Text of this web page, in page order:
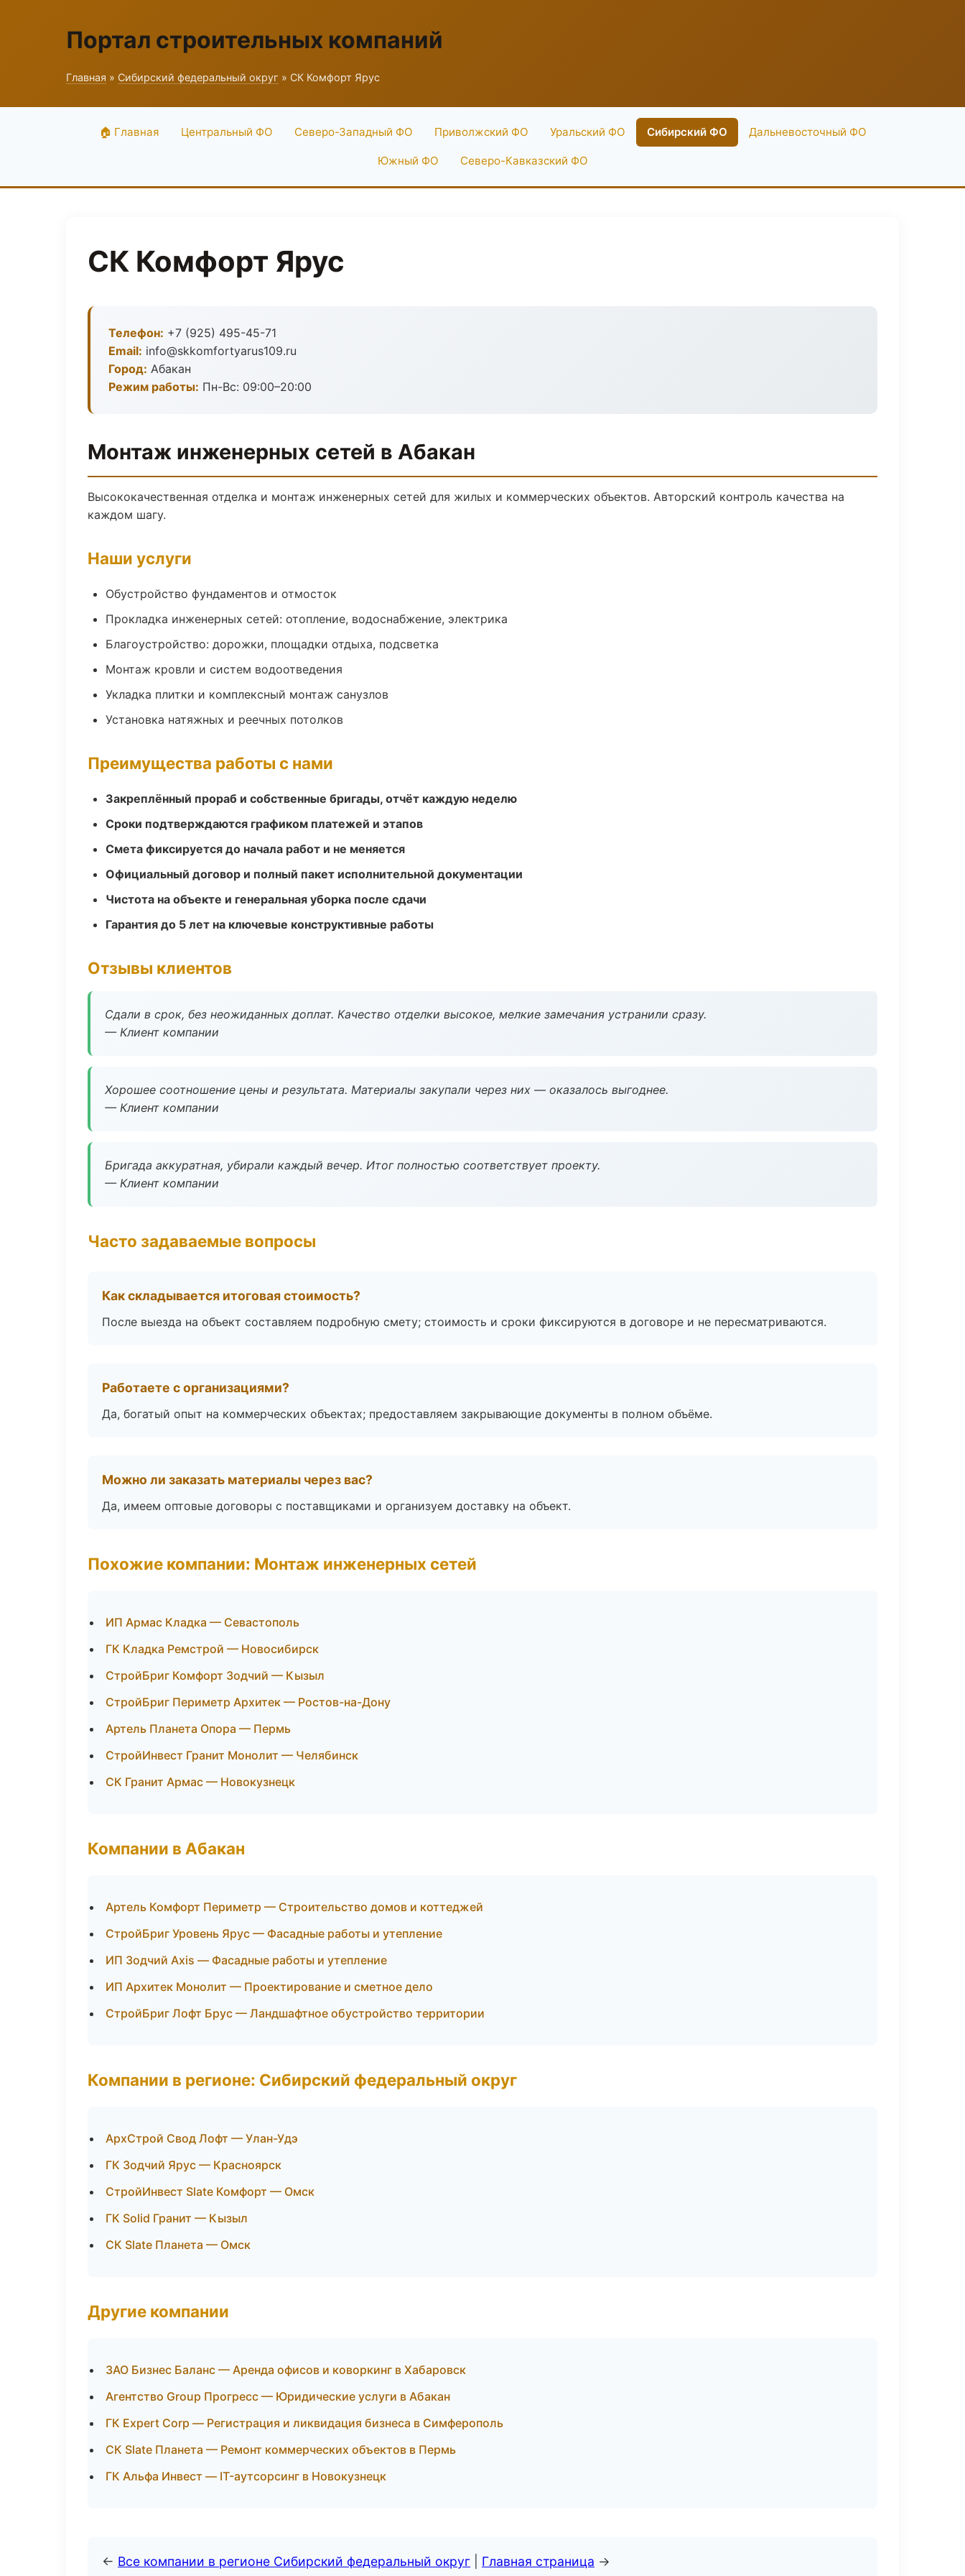
Портал строительных компаний
Главная » Сибирский федеральный округ » СК Комфорт Ярус
🏠 Главная Центральный ФО Северо-Западный ФО Приволжский ФО Уральский ФО Сибирский ФО Дальневосточный ФО
Южный ФО Северо-Кавказский ФО
СК Комфорт Ярус
Телефон: +7 (925) 495-45-71
Email: info@skkomfortyarus109.ru
Город: Абакан
Режим работы: Пн-Вс: 09:00–20:00
Монтаж инженерных сетей в Абакан
Высококачественная отделка и монтаж инженерных сетей для жилых и коммерческих объектов. Авторский контроль качества на
каждом шагу.
Наши услуги
Обустройство фундаментов и отмосток
Прокладка инженерных сетей: отопление, водоснабжение, электрика
Благоустройство: дорожки, площадки отдыха, подсветка
Монтаж кровли и систем водоотведения
Укладка плитки и комплексный монтаж санузлов
Установка натяжных и реечных потолков
Преимущества работы с нами
Закреплённый прораб и собственные бригады, отчёт каждую неделю
Сроки подтверждаются графиком платежей и этапов
Смета фиксируется до начала работ и не меняется
Официальный договор и полный пакет исполнительной документации
Чистота на объекте и генеральная уборка после сдачи
Гарантия до 5 лет на ключевые конструктивные работы
Отзывы клиентов
Сдали в срок, без неожиданных доплат. Качество отделки высокое, мелкие замечания устранили сразу.
— Клиент компании
Хорошее соотношение цены и результата. Материалы закупали через них — оказалось выгоднее.
— Клиент компании
Бригада аккуратная, убирали каждый вечер. Итог полностью соответствует проекту.
— Клиент компании
Часто задаваемые вопросы
Как складывается итоговая стоимость?
После выезда на объект составляем подробную смету; стоимость и сроки фиксируются в договоре и не пересматриваются.
Работаете с организациями?
Да, богатый опыт на коммерческих объектах; предоставляем закрывающие документы в полном объёме.
Можно ли заказать материалы через вас?
Да, имеем оптовые договоры с поставщиками и организуем доставку на объект.
Похожие компании: Монтаж инженерных сетей
ИП Армас Кладка — Севастополь
ГК Кладка Ремстрой — Новосибирск
СтройБриг Комфорт Зодчий — Кызыл
СтройБриг Периметр Архитек — Ростов-на-Дону
Артель Планета Опора — Пермь
СтройИнвест Гранит Монолит — Челябинск
СК Гранит Армас — Новокузнецк
Компании в Абакан
Артель Комфорт Периметр — Строительство домов и коттеджей
СтройБриг Уровень Ярус — Фасадные работы и утепление
ИП Зодчий Axis — Фасадные работы и утепление
ИП Архитек Монолит — Проектирование и сметное дело
СтройБриг Лофт Брус — Ландшафтное обустройство территории
Компании в регионе: Сибирский федеральный округ
АрхСтрой Свод Лофт — Улан-Удэ
ГК Зодчий Ярус — Красноярск
СтройИнвест Slate Комфорт — Омск
ГК Solid Гранит — Кызыл
СК Slate Планета — Омск
Другие компании
ЗАО Бизнес Баланс — Аренда офисов и коворкинг в Хабаровск
Агентство Group Прогресс — Юридические услуги в Абакан
ГК Expert Corp — Регистрация и ликвидация бизнеса в Симферополь
СК Slate Планета — Ремонт коммерческих объектов в Пермь
ГК Альфа Инвест — IT-аутсорсинг в Новокузнецк
← Все компании в регионе Сибирский федеральный округ Главная страница →